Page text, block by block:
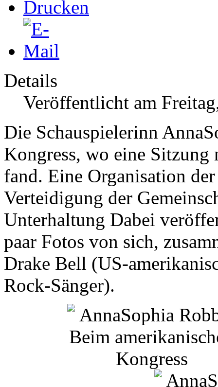
Details
Veröffentlicht am
Die Schauspielerinn
Kongress, wo eine Sitzung
fand. Eine Organisation
Verteidigung der
Unterhaltung Dabei
paar Fotos von sich,
Drake Bell (US-
Rock-Sänger).